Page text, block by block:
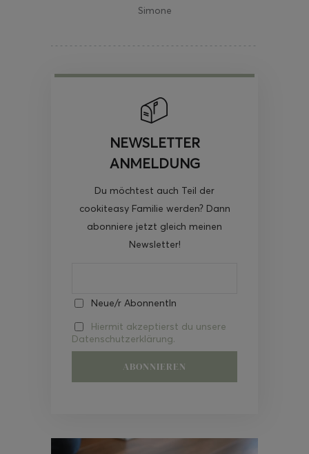
Simone
NEWSLETTER
ANMELDUNG
Du möchtest auch Teil der
cookiteasy Familie werden? Dann
abonniere jetzt gleich meinen
Newsletter!
Neue/r AbonnentIn
Hiermit akzeptierst du unsere
Datenschutzerklärung.
Video-